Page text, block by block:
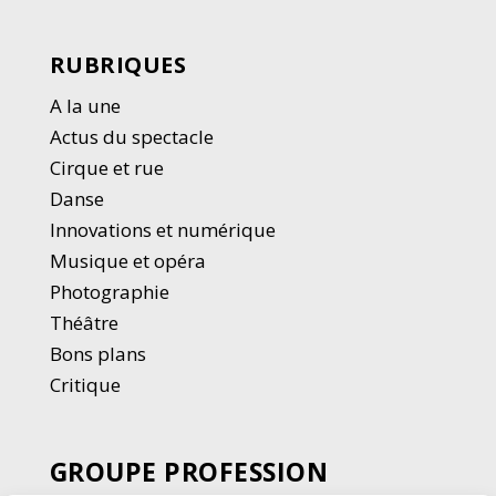
RUBRIQUES
A la une
Actus du spectacle
Cirque et rue
Danse
Innovations et numérique
Musique et opéra
Photographie
Théâtre
Bons plans
Critique
GROUPE PROFESSION